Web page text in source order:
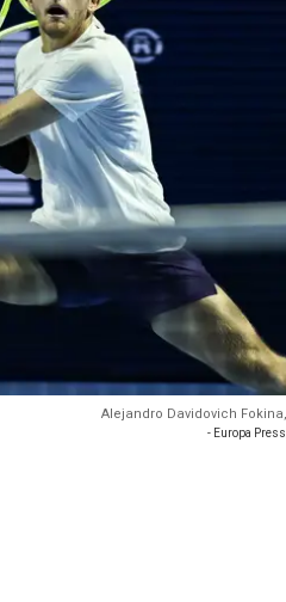
Alejandro Davidovich
- Europa